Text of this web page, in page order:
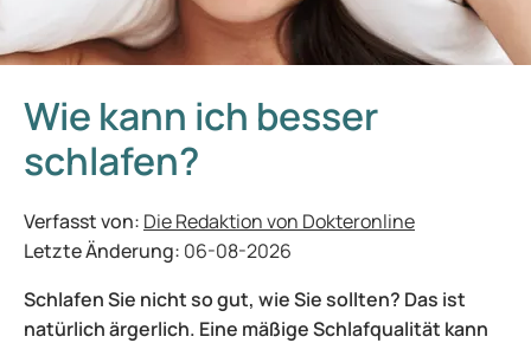
Wie kann ich besser
schlafen?
Verfasst von: Die Redaktion von Dokteronline
Letzte Änderung: 06-08-2026
Schlafen Sie nicht so gut, wie Sie sollten? Das ist
natürlich ärgerlich. Eine mäßige Schlafqualität kann